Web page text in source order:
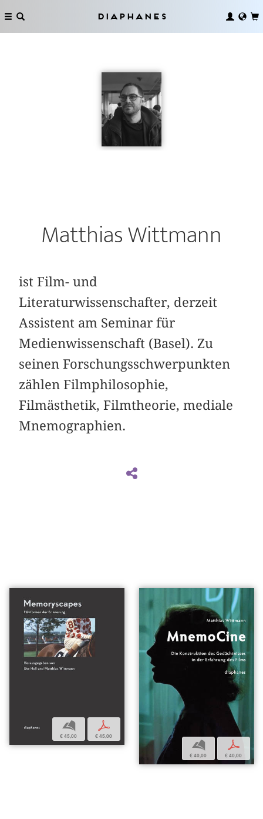
Diaphanes
Matthias Wittmann
ist Film- und
Literaturwissenschafter, derzeit
Assistent am Seminar für
Medienwissenschaft (Basel). Zu
seinen Forschungsschwerpunkten
zählen Filmphilosophie,
Filmästhetik, Filmtheorie, mediale
Mnemographien.
b
€ 45,00
p
€ 45,00
b
€ 40,00
p
€ 40,00